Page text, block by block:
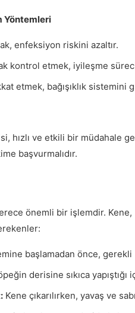
Yöntemleri
enfeksiyon riskini azaltır.
kontrol etmek, iyileşme
etmek, bağışıklık sistemini
hızlı ve etkili bir
başvurmalıdır.
önemli bir işlemdir.
başlamadan önce,
derisine sıkıca
Kene çıkarılırken, yavaş ve